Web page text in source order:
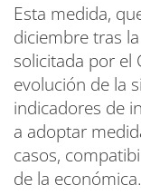
Esta medida,
diciembre tras
solicitada por el
evolución de la
indicadores de
a adoptar
casos,
de la económica.